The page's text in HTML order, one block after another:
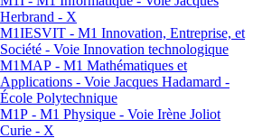
Herbrand - X
M1IESVIT - M1 Innovation, Entreprise, et
Société - Voie Innovation technologique
M1MAP - M1 Mathématiques et
Applications - Voie Jacques Hadamard -
École Polytechnique
M1P - M1 Physique - Voie Irène Joliot
Curie - X